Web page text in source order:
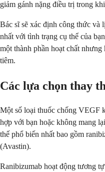
giảm gánh nặng điều trị trong
Bác sĩ sẽ xác định công thức và
nhất với tình trạng cụ thể của
một thành phần hoạt chất
tiêm.
Các lựa chọn thay
Một số loại thuốc chống VEGF
hợp với bạn hoặc không mang
thế phổ biến nhất bao gồm
(Avastin).
Ranibizumab hoạt động tương